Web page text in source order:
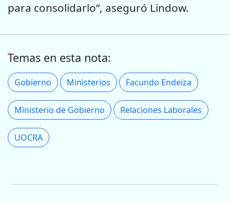
para consolidarlo”, aseguró Lindow.
Temas en esta nota:
Gobierno Ministerios Facundo Endeiza
Ministerio de Gobierno Relaciones Laborales
UOCRA